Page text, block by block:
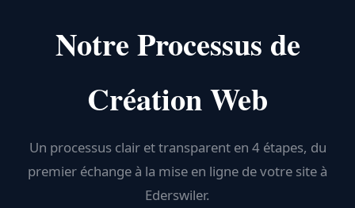
Notre Processus de
Création Web
Un processus clair et transparent en 4 étapes, du
premier échange à la mise en ligne de votre site à
Ederswiler.